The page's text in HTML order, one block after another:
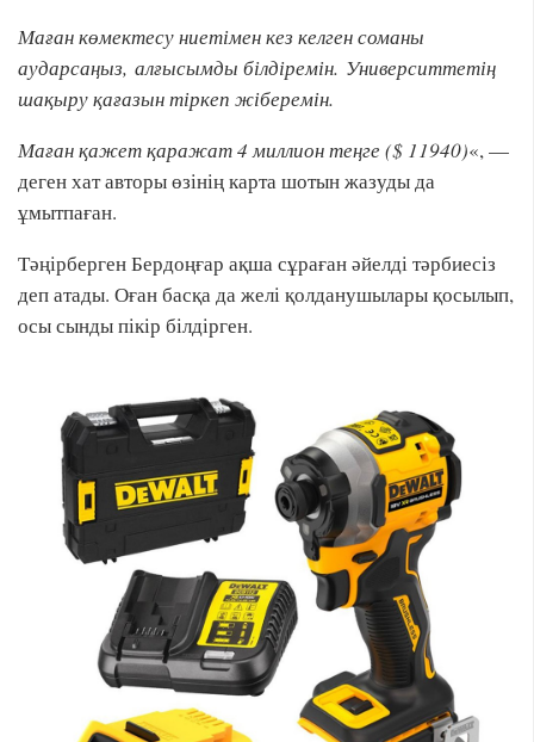
Маған көмектесу ниетімен кез келген соманы
аударсаңыз, алғысымды білдіремін. Университтетің
шақыру қағазын тіркеп жіберемін.
Маған қажет қаражат 4 миллион теңге ($ 11940)«, —
деген хат авторы өзінің карта шотын жазуды да
ұмытпаған.
Тәңірберген Бердоңғар ақша сұраған әйелді тәрбиесіз
деп атады. Оған басқа да желі қолданушылары қосылып,
осы сынды пікір білдірген.